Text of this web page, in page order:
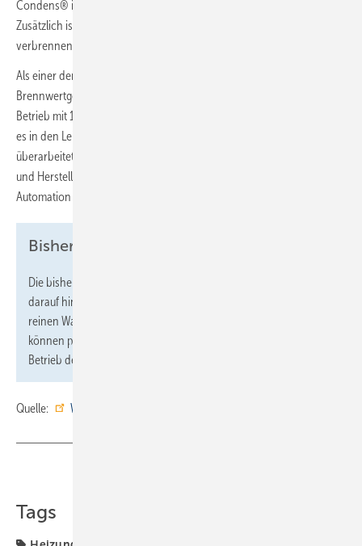
Condens® installiert: 2 Geräte mit 32 kW Leistung, eines mit 15 kW.
Zusätzlich ist in einem Showroom ein 32 kW-Gerät in Betrieb. Sie
verbrennen den reinen Wasserstoff nahezu emissionsfrei.
Als einer der ersten Hersteller hat Weishaupt für das neue Gas-
Brennwertgerät Thermo Condens® die Gerätezulassung für den
Betrieb mit 100 % Wasserstoff erhalten. Das neue Brennwertgerät gibt
es in den Leistungen 15, 25 oder 32 kW. Erstmals ist eine komplett
überarbeitete Regelung samt Bedienkonzept eingesetzt. Entwickler
und Hersteller ist Neuberger, der Experte für Regelung, Steuerung und
Automation in der Weishaupt Gruppe.
Bisherige Erkenntnisse
Die bisherigen Erkenntnisse aus dem Projekt H2HoWi deuten
darauf hin, dass bestehende Gasverteilnetze in der Lage sind,
reinen Wasserstoff zu transportieren. Die betrieblichen Abläufe
können problemlos auf das „neue” Gas angepasst werden. Der
Betrieb der Einrichtung ist zunächst bis Ende 2026 geplant.
Quelle: Weishaupt
Tags